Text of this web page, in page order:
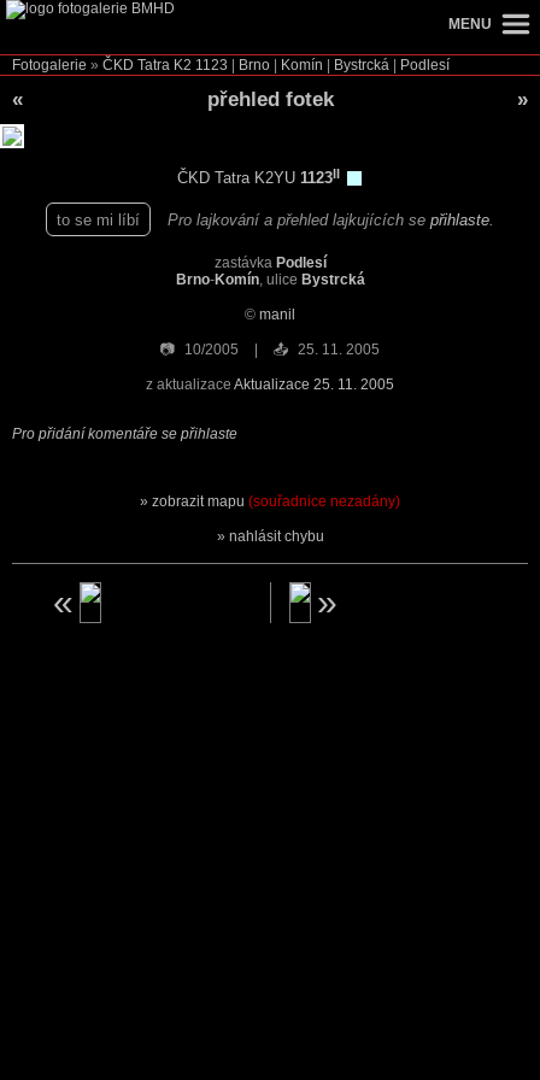
Fotogalerie » ČKD Tatra K2 1123 Brno Komín Bystrcká Podlesí
« přehled fotek »
ČKD Tatra K2YU 1123II
to se mi líbí Pro lajkování a přehled lajkujících se přihlaste
zastávka Podlesí
Brno-Komín, ulice Bystrcká
© manil
📷 10/2005 📤 25. 11. 2005
z aktualizace Aktualizace 25. 11. 2005
Pro přidání komentáře se přihlaste
zobrazit mapu (souřadnice nezadány)
nahlásit chybu
MENU